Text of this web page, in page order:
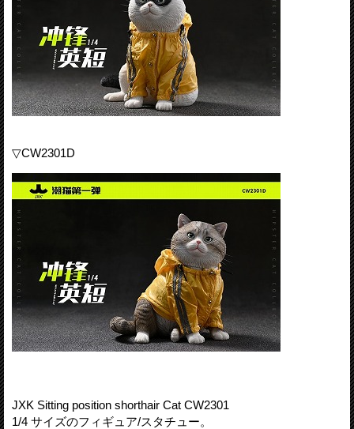
▽CW2301D
JXK Sitting position shorthair Cat CW2301
1/4 サイズのフィギュア/スタチュー。